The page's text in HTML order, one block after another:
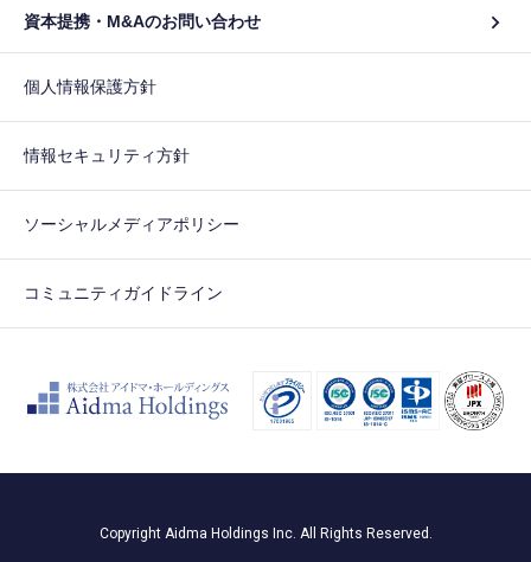
資本提携・M&Aのお問い合わせ
個人情報保護方針
情報セキュリティ方針
ソーシャルメディアポリシー
コミュニティガイドライン
Copyright Aidma Holdings Inc. All Rights Reserved.